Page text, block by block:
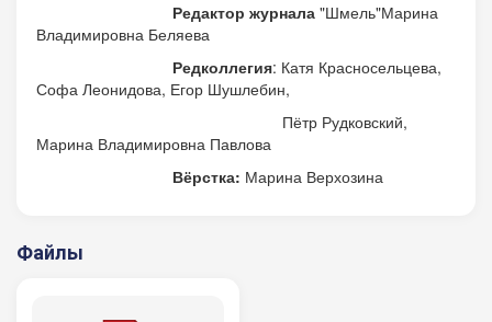
Редактор журнала "Шмель"Марина
Владимировна Беляева
Редколлегия: Катя Красносельцева,
Софа Леонидова, Егор Шушлебин,
Пётр Рудковский,
Марина Владимировна Павлова
Вёрстка: Марина Верхозина
Файлы